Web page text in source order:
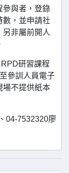
參與者，登錄
數，並申請社
非屬前開人
研習課程
參訓人員電子
場不提供紙本
04-7532320廖